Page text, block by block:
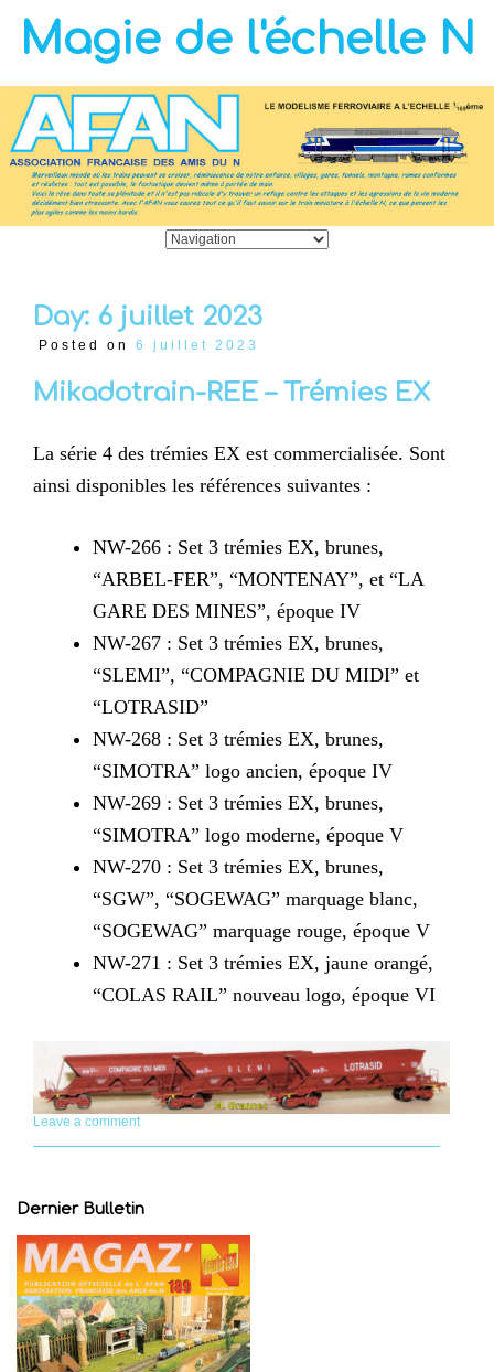
Magie de l'échelle N
Day: 6 juillet 2023
Posted on 6 juillet 2023
Mikadotrain-REE – Trémies EX
La série 4 des trémies EX est commercialisée. Sont
ainsi disponibles les références suivantes :
NW-266 : Set 3 trémies EX, brunes,
“ARBEL-FER”, “MONTENAY”, et “LA
GARE DES MINES”, époque IV
NW-267 : Set 3 trémies EX, brunes,
“SLEMI”, “COMPAGNIE DU MIDI” et
“LOTRASID”
NW-268 : Set 3 trémies EX, brunes,
“SIMOTRA” logo ancien, époque IV
NW-269 : Set 3 trémies EX, brunes,
“SIMOTRA” logo moderne, époque V
NW-270 : Set 3 trémies EX, brunes,
“SGW”, “SOGEWAG” marquage blanc,
“SOGEWAG” marquage rouge, époque V
NW-271 : Set 3 trémies EX, jaune orangé,
“COLAS RAIL” nouveau logo, époque VI
Leave a comment
Dernier Bulletin